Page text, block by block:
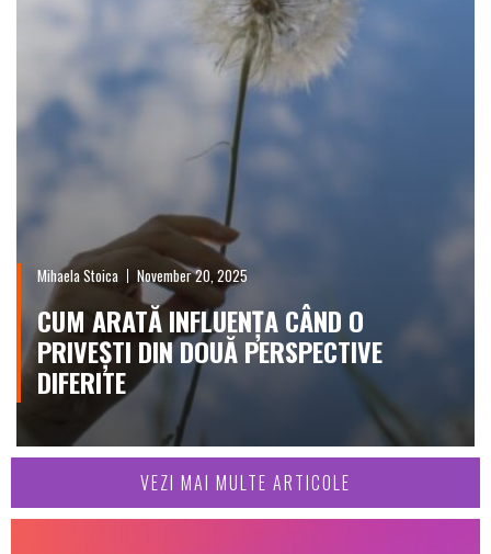
Mihaela Stoica November 20, 2025
CUM ARATĂ INFLUENȚA CÂND O
PRIVEȘTI DIN DOUĂ PERSPECTIVE
DIFERITE
VEZI MAI MULTE ARTICOLE